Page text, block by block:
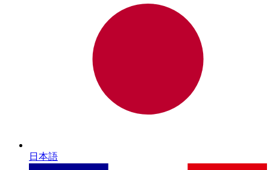
日本語